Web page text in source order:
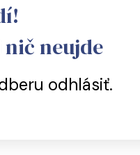
neujde
odhlásiť.